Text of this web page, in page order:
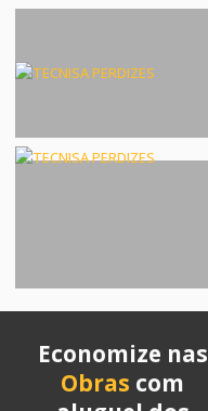
Economize nas
Obras com